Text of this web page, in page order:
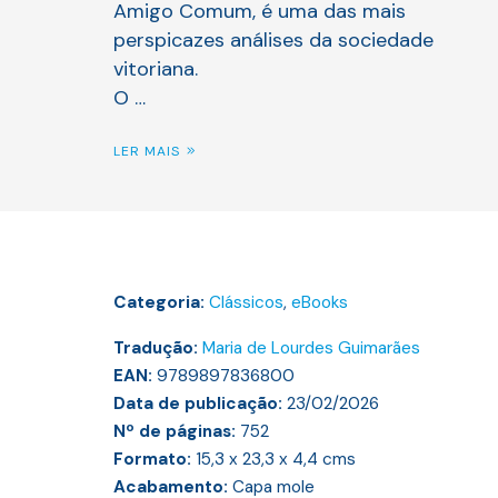
Amigo Comum, é uma das mais
perspicazes análises da sociedade
vitoriana.
O …
LER MAIS
Categoria: Clássicos, eBooks
Tradução: Maria de Lourdes Guimarães
EAN: 9789897836800
Data de publicação: 23/02/2026
Nº de páginas: 752
Formato: 15,3 x 23,3 x 4,4 cms
Acabamento: Capa mole